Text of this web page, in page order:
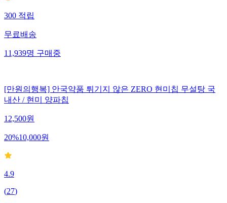
300적립
무료배송
11,939명구매중
[만원의행복] 안국약품 튀기지 않은 ZERO 현미칩 무설탕 국
내산 / 현미 양파칩
12,500원
20%10,000원
4.9
(27)